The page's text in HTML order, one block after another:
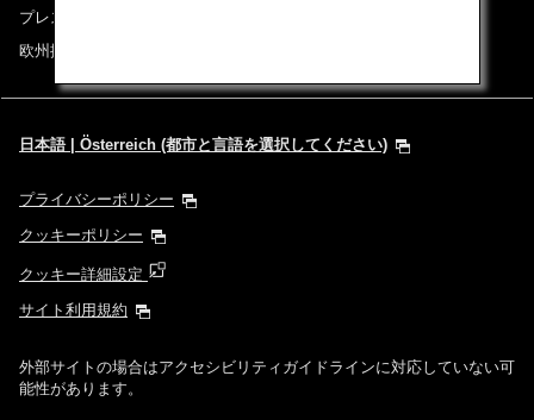
1人
プロモーションコードについて
前後3日の運賃を検索
・表示金額と空席状況は最新ではない場合があります。[検索する]ボタ
ンより最新の空席照会結果をご確認ください。
プレスリリース
欧州採用情報
日本語 | Österreich (都市と言語を選択してください)
プライバシーポリシー
クッキーポリシー
クッキー詳細設定
サイト利用規約
外部サイトの場合はアクセシビリティガイドラインに対応していない可
能性があります。